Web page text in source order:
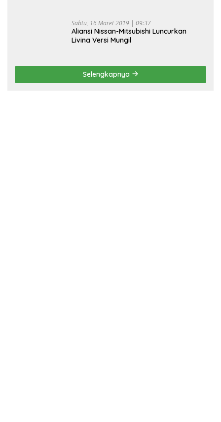
Sabtu, 16 Maret 2019 | 09:37
Aliansi Nissan-Mitsubishi Luncurkan
Livina Versi Mungil
Selengkapnya